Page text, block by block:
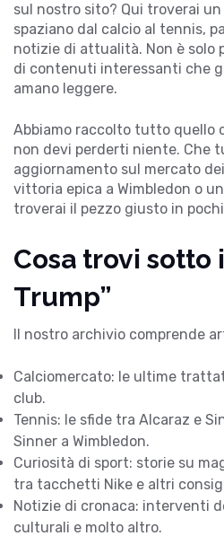
sul nostro sito? Qui troverai
spaziano dal calcio al tennis,
notizie di attualità. Non è solo
di contenuti interessanti che
amano leggere.
Abbiamo raccolto tutto quello
non devi perderti niente. Che
aggiornamento sul mercato
vittoria epica a Wimbledon o
troverai il pezzo giusto in
Cosa trovi sotto
Trump”
Il nostro archivio comprende
Calciomercato: le ultime
club.
Tennis: le sfide tra Alcaraz e
Sinner a Wimbledon.
Curiosità di sport: storie su
tra tacchetti Nike e altri
Notizie di cronaca: interventi
culturali e molto altro.